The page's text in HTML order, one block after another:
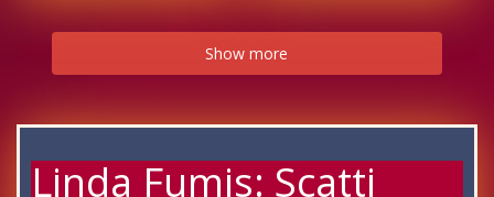
Show more
Linda Fumis: Scatti